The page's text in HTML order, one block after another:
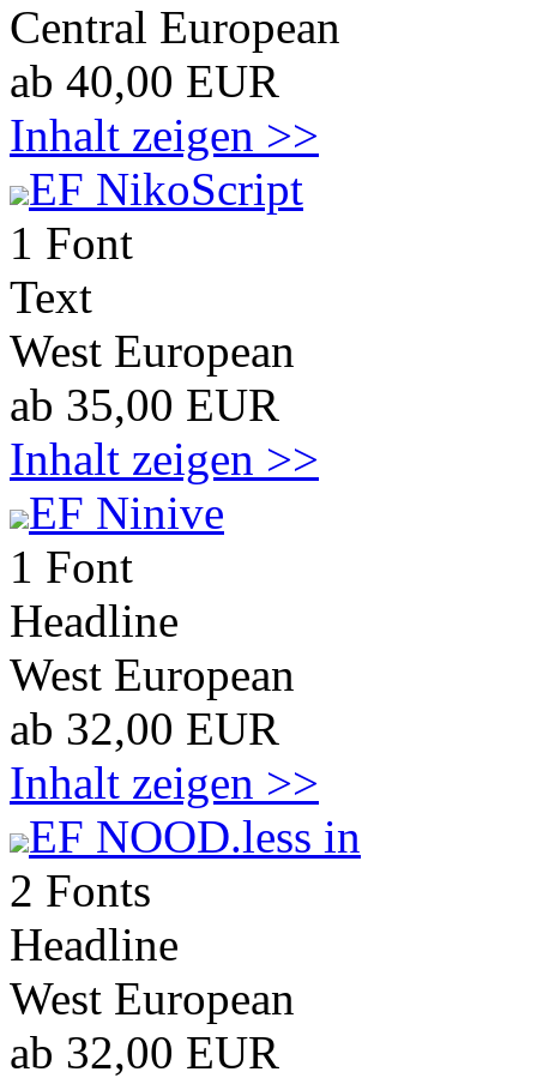
Central European
ab 40,00 EUR
Inhalt zeigen >>
EF NikoScript
1 Font
Text
West European
ab 35,00 EUR
Inhalt zeigen >>
EF Ninive
1 Font
Headline
West European
ab 32,00 EUR
Inhalt zeigen >>
EF NOOD.less in
2 Fonts
Headline
West European
ab 32,00 EUR